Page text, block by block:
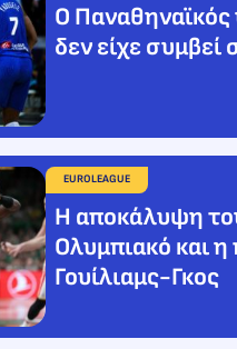
Ο Παναθηναϊκός
δεν είχε συμβεί
EUROLEAGUE
Η αποκάλυψη
Ολυμπιακό και
Γουίλιαμς-Γκος